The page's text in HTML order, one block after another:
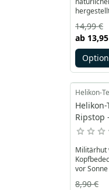
Kordel
ab
14,99 €
Helikon-
Helikon-
Ripstop
Militärhut
vor
fallendes
8,90 €